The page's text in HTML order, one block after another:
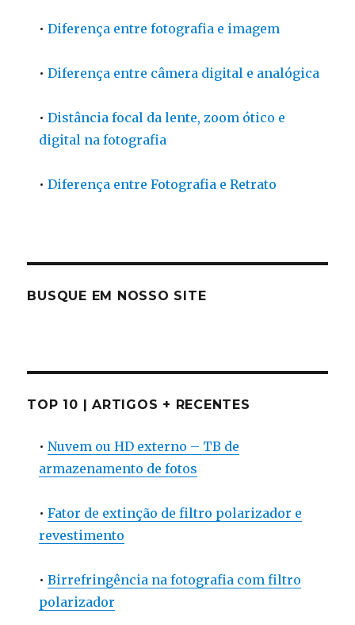
•Diferença entre fotografia e imagem
•Diferença entre câmera digital e analógica
•Distância focal da lente, zoom ótico e
digital na fotografia
•Diferença entre Fotografia e Retrato
BUSQUE EM NOSSO SITE
TOP 10 | ARTIGOS + RECENTES
•Nuvem ou HD externo – TB de
armazenamento de fotos
•Fator de extinção de filtro polarizador e
revestimento
•Birrefringência na fotografia com filtro
polarizador